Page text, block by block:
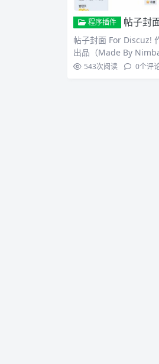
程序插件 帖子封
帖子封面 For Discuz!
出品（Made By
543次阅读 0个评